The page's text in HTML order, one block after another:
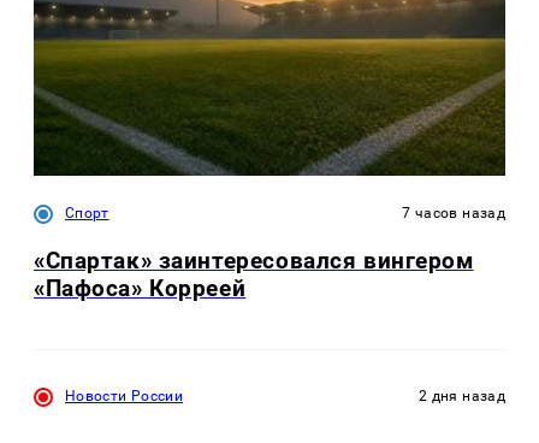
Спорт 7 часов назад
«Спартак» заинтересовался вингером
«Пафоса» Корреей
Новости России 2 дня назад